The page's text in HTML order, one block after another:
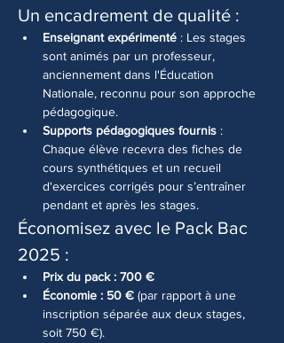
Un encadrement de qualité :
Enseignant expérimenté : Les stages
sont animés par un professeur,
anciennement dans l'Éducation
Nationale, reconnu pour son approche
pédagogique.
Supports pédagogiques fournis :
Chaque élève recevra des fiches de
cours synthétiques et un recueil
d'exercices corrigés pour s’entraîner
pendant et après les stages.
Économisez avec le Pack Bac
2025 :
Prix du pack : 700 €
Économie : 50 € (par rapport à une
inscription séparée aux deux stages,
soit 750 €).